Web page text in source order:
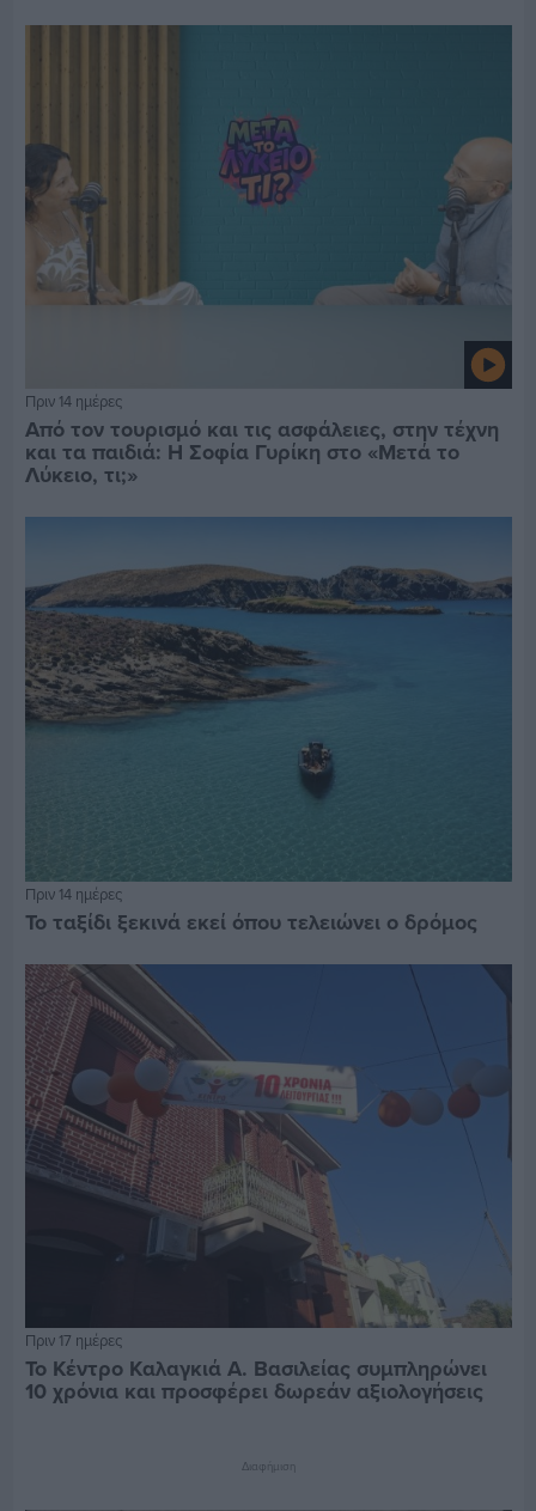
Πριν 14 ημέρες
Από τον τουρισμό και τις ασφάλειες, στην τέχνη
και τα παιδιά: Η Σοφία Γυρίκη στο «Μετά το
Λύκειο, τι;»
Πριν 14 ημέρες
Το ταξίδι ξεκινά εκεί όπου τελειώνει ο δρόμος
Πριν 17 ημέρες
Το Κέντρο Καλαγκιά Α. Βασιλείας συμπληρώνει
10 χρόνια και προσφέρει δωρεάν αξιολογήσεις
Διαφήμιση